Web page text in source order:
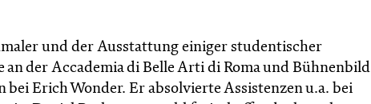
und der Ausstattung einiger studentischer
der Accademia di Belle Arti di Roma und Bühnenbild
Erich Wonder. Er absolvierte Assistenzen u.a. bei